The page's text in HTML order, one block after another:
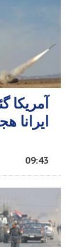
آمریکا
ایرانا
09:43